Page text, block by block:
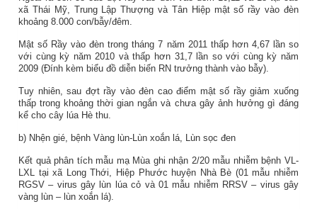
xã Thái Mỹ, Trung Lập Thượng và Tân Hiệp mật số rầy vào đèn
khoảng 8.000 con/bẫy/đêm.
Mật số Rầy vào đèn trong tháng 7 năm 2011 thấp hơn 4,67 lần so
với cùng kỳ năm 2010 và thấp hơn 31,7 lần so với cùng kỳ năm
2009 (Đính kèm biểu đồ diễn biến RN trưởng thành vào bẫy).
Tuy nhiên, sau đợt rầy vào đèn cao điểm mật số rầy giảm xuống
thấp trong khoảng thời gian ngắn và chưa gây ảnh hưởng gì đáng
kể cho cây lúa Hè thu.
b) Nhện gié, bệnh Vàng lùn-Lùn xoắn lá, Lùn sọc đen
Kết quả phân tích mẫu mạ Mùa ghi nhận 2/20 mẫu nhiễm bệnh VL-
LXL tại xã Long Thới, Hiệp Phước huyện Nhà Bè (01 mẫu nhiễm
RGSV – virus gây lùn lúa cỏ và 01 mẫu nhiễm RRSV – virus gây
vàng lùn – lùn xoắn lá).